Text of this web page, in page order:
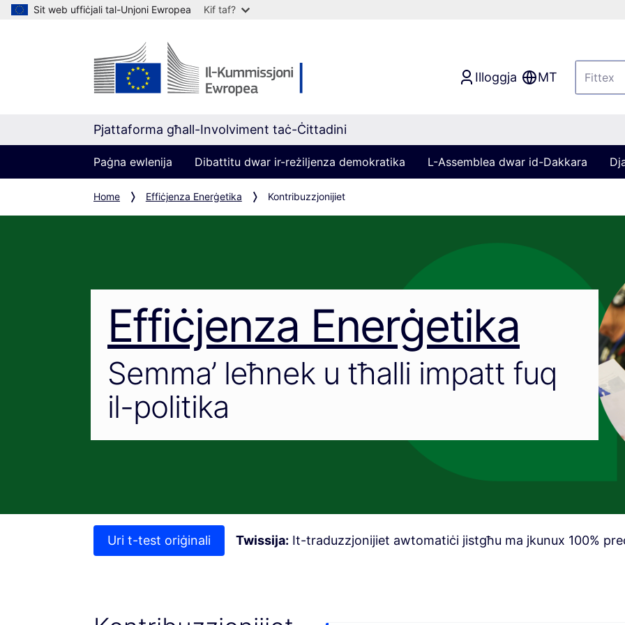
Sit web uffiċjali tal-Unjoni Ewropea Kif taf?
Illoggja MT
Pjattaforma għall-Involviment taċ-Ċittadini
Paġna ewlenija Dibattitu dwar ir-reżiljenza demokratika L-Assemblea dwar id-Dakkara
Home Effiċjenza Enerġetika Kontribuzzjonijiet
Effiċjenza Enerġetika
Semma’ leħnek u tħalli impatt fuq
il-politika
Uri t-test oriġinali Twissija: It-traduzzjonijiet awtomatiċi jistgħu ma jkunux 100%